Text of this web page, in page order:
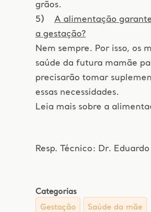
grãos.
5) A alimentação
a gestação?
Nem sempre. Por isso, os
saúde da futura mamãe
precisarão tomar
essas necessidades.
Leia mais sobre a
Resp. Técnico: Dr.
Categorias
Gestação
Saúde da mãe